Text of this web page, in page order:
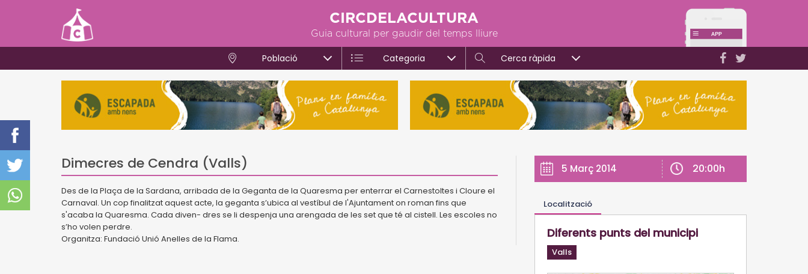
CIRCDELACULTURA
Guia cultural per gaudir del temps lliure
Població Categoria Cerca ràpida
Dimecres de Cendra (Valls)
Des de la Plaça de la Sardana, arribada de la Geganta de la Quaresma per enterrar el Carnestoltes i Cloure el
Carnaval. Un cop finalitzat aquest acte, la geganta s’ubica al vestíbul de l'Ajuntament on roman fins que
s'acaba la Quaresma. Cada diven- dres se li despenja una arengada de les set que té al cistell. Les escoles no
s’ho volen perdre.
Organitza: Fundació Unió Anelles de la Flama.
5 Març 2014 20:00h
Localització
Diferents punts del municipi
Valls